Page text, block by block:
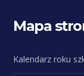
Mapa
Kalendarz roku